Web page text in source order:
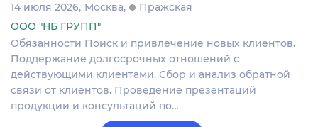
14 июля 2026 Москва
Пражская
ООО "НБ ГРУПП"
Обязанности Поиск и привлечение новых клиентов.
Поддержание долгосрочных отношений с
действующими клиентами. Сбор и анализ обратной
связи от клиентов. Проведение презентаций
продукции и консультаций по…